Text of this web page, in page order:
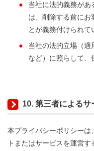
当社に法的義務があ
は、削除する前にお
とが義務付けられて
当社の法的立場（適
など）に照らして、
10. 第三者によるサ
本プライバシーポリシーは
トまたはサービスを運営